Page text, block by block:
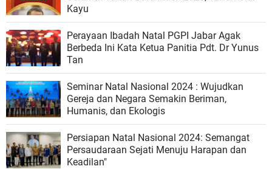
Kayu
Perayaan Ibadah Natal PGPI Jabar Agak
Berbeda Ini Kata Ketua Panitia Pdt. Dr Yunus
Tan
Seminar Natal Nasional 2024 : Wujudkan
Gereja dan Negara Semakin Beriman,
Humanis, dan Ekologis
Persiapan Natal Nasional 2024: Semangat
Persaudaraan Sejati Menuju Harapan dan
Keadilan"